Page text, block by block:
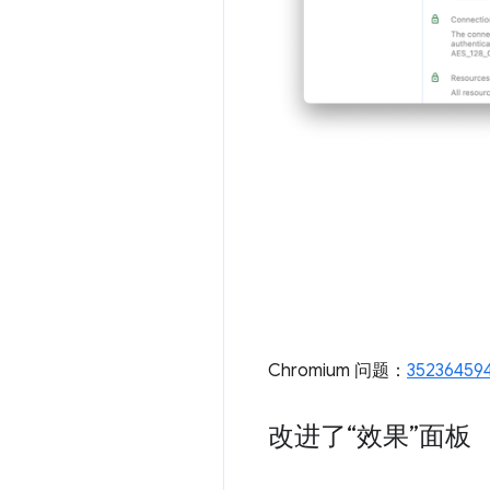
Chromium 问题：
改进了“效果”面板